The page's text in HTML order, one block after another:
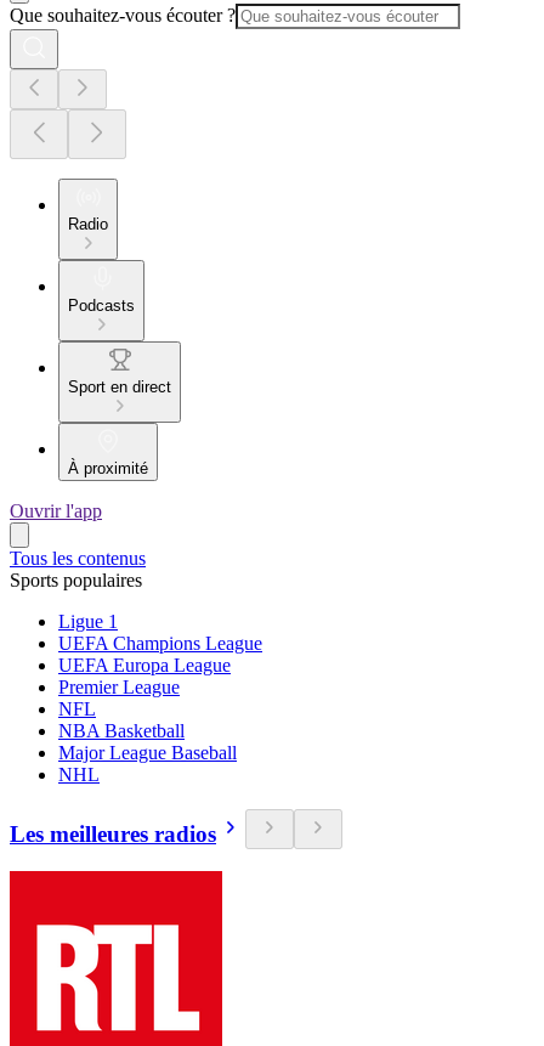
Que souhaitez-vous écouter ?
Radio
Podcasts
Sport en direct
À proximité
Ouvrir l'app
Tous les contenus
Sports populaires
Ligue 1
UEFA Champions League
UEFA Europa League
Premier League
NFL
NBA Basketball
Major League Baseball
NHL
Les meilleures radios